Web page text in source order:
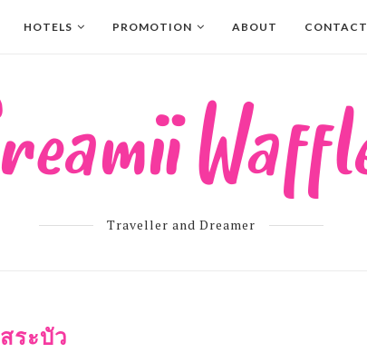
HOTELS PROMOTION ABOUT CONTACT
Traveller and Dreamer
สระบัว